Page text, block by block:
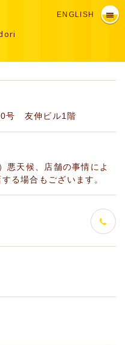
ENGLISH
号 友伸ビル1階
天候、店舗の事情によ
る場合もございます。